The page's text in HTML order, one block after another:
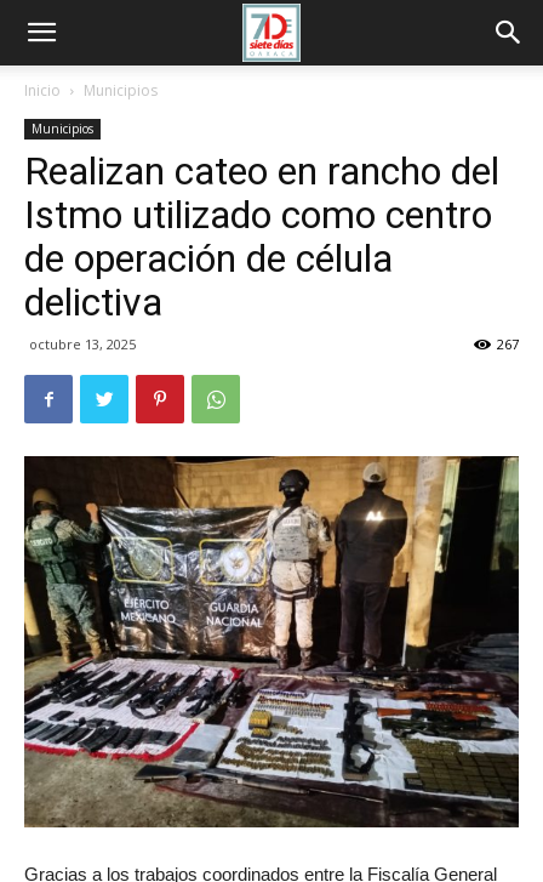
Inicio Municipios
Municipios
Realizan cateo en rancho del
Istmo utilizado como centro
de operación de célula
delictiva
octubre 13, 2025 267
Gracias a los trabajos coordinados entre la Fiscalía General